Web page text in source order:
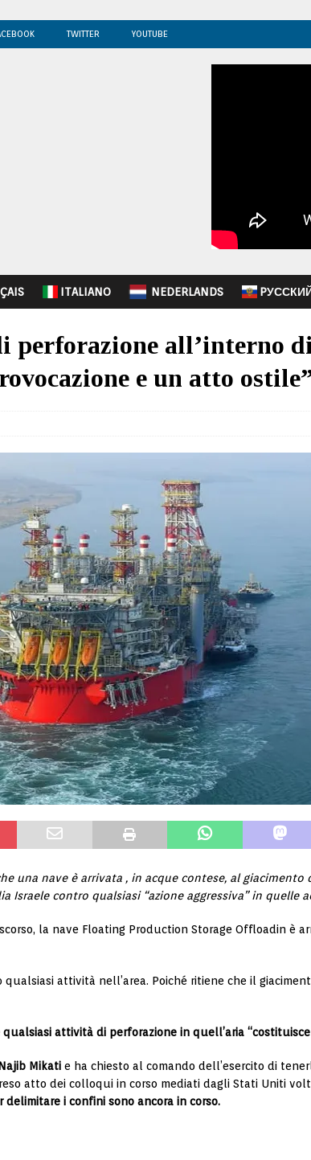
TWITTER YOUTUBE
ITALIANO NEDERLANDS
all’interno
e un atto
una nave è arrivata , in acque contese, al giacimento
Israele contro qualsiasi “azione aggressiva” in quelle
la nave Floating Production Storage Offloadin è
attività nell’area. Poiché ritiene che il
qualsiasi attività di perforazione in quell’aria
Mikati e ha chiesto al comando dell’esercito di
atto dei colloqui in corso mediati dagli Stati Uniti
i confini sono ancora in corso.